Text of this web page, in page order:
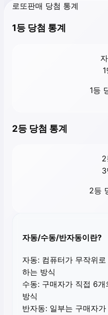
로또판매 당첨 통계
1등 당첨 통계
1
1등
2등 당첨 통계
2
3
2등
자동/수동/반자동이란?
자동: 컴퓨터가 무작위
하는 방식
수동: 구매자가 직접 6
방식
반자동: 일부는 구매자